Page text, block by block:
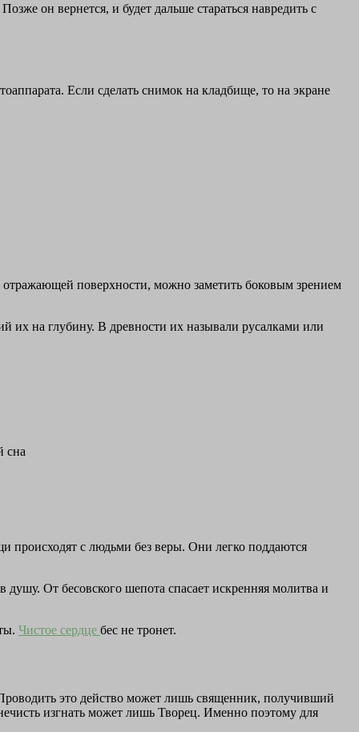
он вернется, и будет дальше стараться навредить с
Если сделать снимок на кладбище, то на экране
отражающей поверхности, можно заметить боковым зрением
их на глубину. В древности их называли русалками или
сна
происходят с людьми без веры. Они легко поддаются
душу. От бесовского шепота спасает искренняя молитва и
Чистое сердце бес не тронет.
это действо может лишь священник, получивший
изгнать может лишь Творец. Именно поэтому для